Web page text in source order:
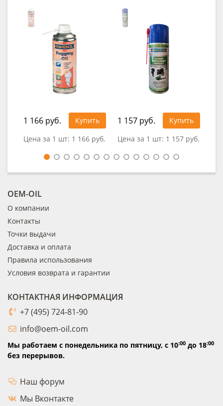
1 166 руб.
Купить
Цена за 1 шт: 1 166 руб.
1 157 руб.
Купить
Цена за 1 шт: 1 157 руб.
OEM-OIL
О компании
Контакты
Точки выдачи
Доставка и оплата
Правила использования
Условия возврата и гарантии
КОНТАКТНАЯ ИНФОРМАЦИЯ
+7 (495) 724-81-90
info@oem-oil.com
Мы работаем с понедельника по пятницу, с 10:00 до 18:00
без перерывов.
Наш форум
Мы Вконтакте